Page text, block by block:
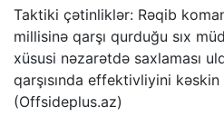
Taktiki çətinliklər: Rəqib
millisinə qarşı qurduğu sıx
xüsusi nəzarətdə saxlaması
qarşısında effektivliyini kəskin
(Offsideplus.az)